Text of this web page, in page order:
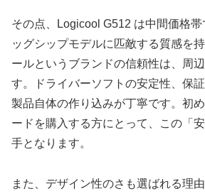
その点、Logicool G512 は中間価格
ッグシップモデルに匹敵する質感を
ールというブランドの信頼性は、周
す。ドライバーソフトの安定性、保
製品自体の作り込みが丁寧です。初
ードを購入する方にとって、この「
手となります。
また、デザイン性のさも選ばれる理